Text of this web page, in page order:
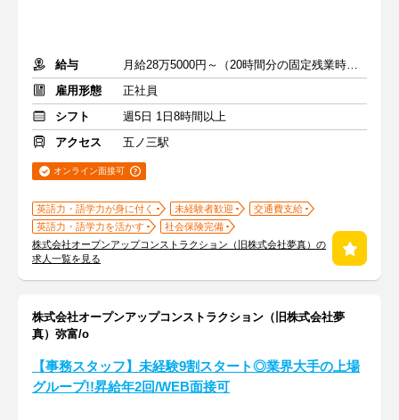
給与
月給28万5000円～（20時間分の固定残業時間代を含む）
雇用形態
正社員
シフト
週5日 1日8時間以上
アクセス
五ノ三駅
オンライン面接可
英語力・語学力が身に付く 未経験者歓迎
交通費支給
英語力・語学力を活かす
社会保険完備
株式会社オープンアップコンストラクション（旧株式会社夢真）の
求人一覧を見る
株式会社オープンアップコンストラクション（旧株式会社夢
真）弥富/o
【事務スタッフ】未経験9割スタート◎業界大手の上場
グループ!!昇給年2回/WEB面接可